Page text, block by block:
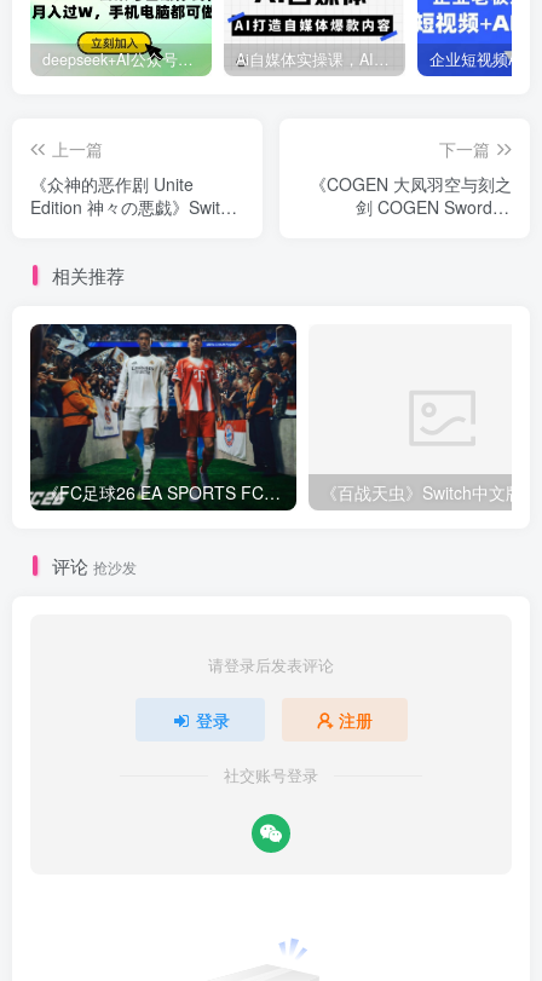
deepseek+AI公众号自动挣钱，轻松月入过W，手机电脑都可做 Ai自媒体实操课，AI打造自媒体爆款内容
上一篇
《众神的恶作剧 Unite
Edition 神々の悪戯》Switch
下一篇
《COGEN 大凤羽空与刻之
剑 COGEN Sword of
相关推荐
《FC足球26 EA SPORTS FC 26》Switch中文版下载+1.82.4264补丁+1DLC
评论 抢沙发
请登录后发表评论
登录 注册
社交账号登录